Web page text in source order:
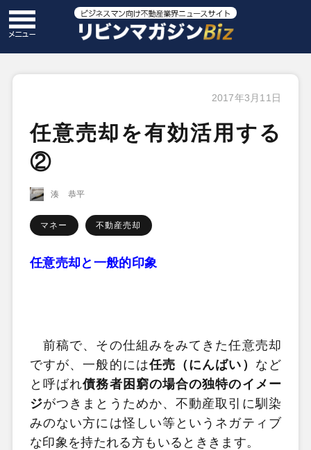
2017年3月11日
任意売却を有効活用する
②
湊 恭平
マネー 不動産売却
任意売却と一般的印象
前稿で、その仕組みをみてきた任意売却
ですが、一般的には任売（にんばい） など
と呼ばれ債務者困窮の場合の独特のイメー
ジがつきまとうためか、不動産取引に馴染
みのない方には怪しい等というネガティブ
な印象を持たれる方もいるとききます。